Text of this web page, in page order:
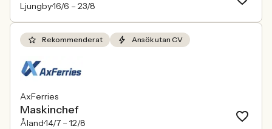
Ljungby16/6 – 23/8
Rekommenderat Ansök utan CV
AxFerries
Maskinchef
Åland14/7 – 12/8